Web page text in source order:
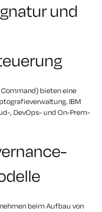
und
Command) bieten eine
IBM
, DevOps- und On-Prem-
beim Aufbau von